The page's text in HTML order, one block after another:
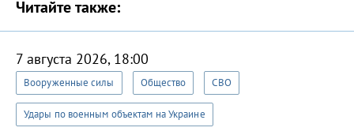
Читайте также:
7 августа 2026, 18:00
Вооруженные силы Общество СВО
Удары по военным объектам на Украине